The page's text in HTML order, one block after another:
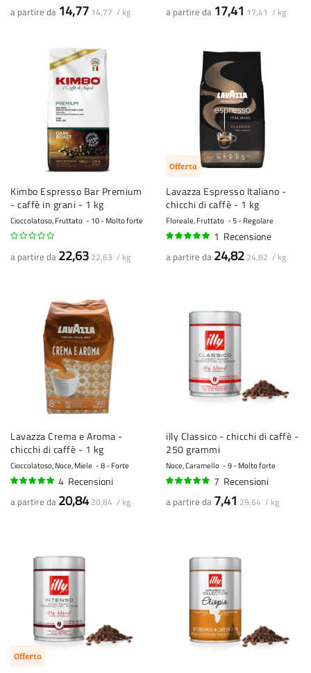
a partire da 14,77 14,77 / kg a partire da 17,41 17,41 / kg
Kimbo Espresso Bar Premium
- caffè in grani - 1 kg
Cioccolatoso, Fruttato 10 - Molto forte
a partire da 22,63 22,63 / kg
Offerta
Lavazza Espresso Italiano -
chicchi di caffè - 1 kg
Floreale, Fruttato 5 - Regolare
1 Recensione
a partire da 24,82 24,82 / kg
Lavazza Crema e Aroma -
chicchi di caffè - 1 kg
Cioccolatoso, Noce, Miele 8 - Forte
4 Recensioni
a partire da 20,84 20,84 / kg
illy Classico - chicchi di caffè -
250 grammi
Noce, Caramello 9 - Molto forte
7 Recensioni
a partire da 7,41 29,64 / kg
Offerta